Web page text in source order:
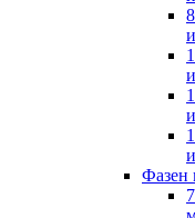
Фазен